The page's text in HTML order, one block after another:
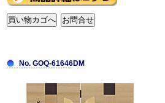
No. GOQ-61646DM